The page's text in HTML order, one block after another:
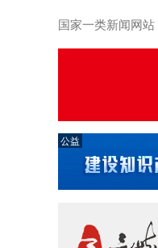
国家一类新闻网
公益